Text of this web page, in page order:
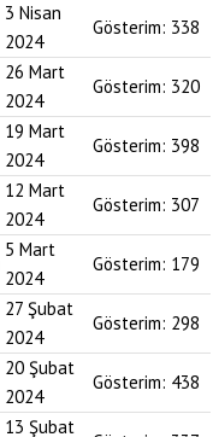
3 Nisan
2024
Gösterim: 338
26 Mart
2024
Gösterim: 320
19 Mart
2024
Gösterim: 398
12 Mart
2024
Gösterim: 307
5 Mart
2024
Gösterim: 179
27 Şubat
2024
Gösterim: 298
20 Şubat
2024
Gösterim: 438
13 Şubat